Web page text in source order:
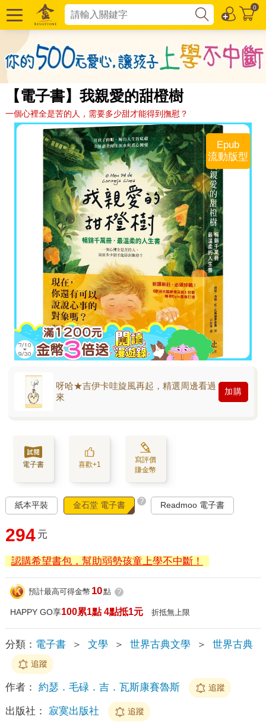
0
【電子書】我親愛的甜橙樹
一個心裡全是苦的人，需要多少甜才能得到撫慰？
Epub
流動版型
呀哈★吉伊卡哇旋風再起，精選周邊看過
來
加購
電子書 喜歡+1
寫評價
賺金幣
紙本平裝 金石堂 電子書 ? Readmoo 電子書
294 元
認購希望書包，幫助弱勢孩童上學不中斷！
預計最高可得金幣 10點 ?
HAPPY GO享100累1點 4點抵1元 折抵無上限
分類： 電子書 ＞ 文學 ＞ 世界古典文學 ＞ 世界古典
追蹤
作者： 約瑟．毛碌．吉．瓦斯康賽魯斯 追蹤
出版社： 寂寞出版社 追蹤